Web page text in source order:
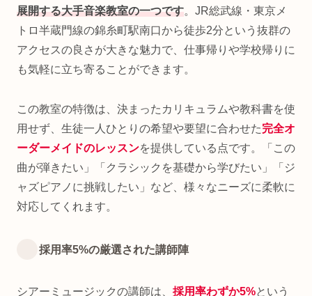
展開する大手音楽教室の一つです。JR総武線・東京メ
トロ半蔵門線の錦糸町駅南口から徒歩2分という抜群の
アクセスの良さが大きな魅力で、仕事帰りや学校帰りに
も気軽に立ち寄ることができます。
この教室の特徴は、決まったカリキュラムや教科書を使
用せず、生徒一人ひとりの希望や要望に合わせた完全オ
ーダーメイドのレッスンを提供している点です。「この
曲が弾きたい」「クラシックを基礎から学びたい」「ジ
ャズピアノに挑戦したい」など、様々なニーズに柔軟に
対応してくれます。
採用率5%の厳選された講師陣
シアーミュージックの講師は、 採用率わずか5%という